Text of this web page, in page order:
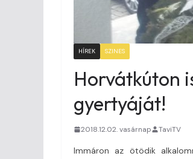
HÍREK SZINES
Horvátkúton
gyertyáját!
2018.12.02. vasárnap TaviTV
Immáron az ötödik